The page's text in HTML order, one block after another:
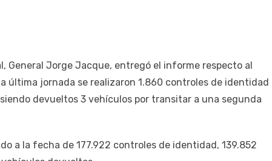
General Jorge Jacque, entregó el informe respecto al
última jornada se realizaron 1.860 controles de identidad
devueltos 3 vehículos por transitar a una segunda
a la fecha de 177.922 controles de identidad, 139.852